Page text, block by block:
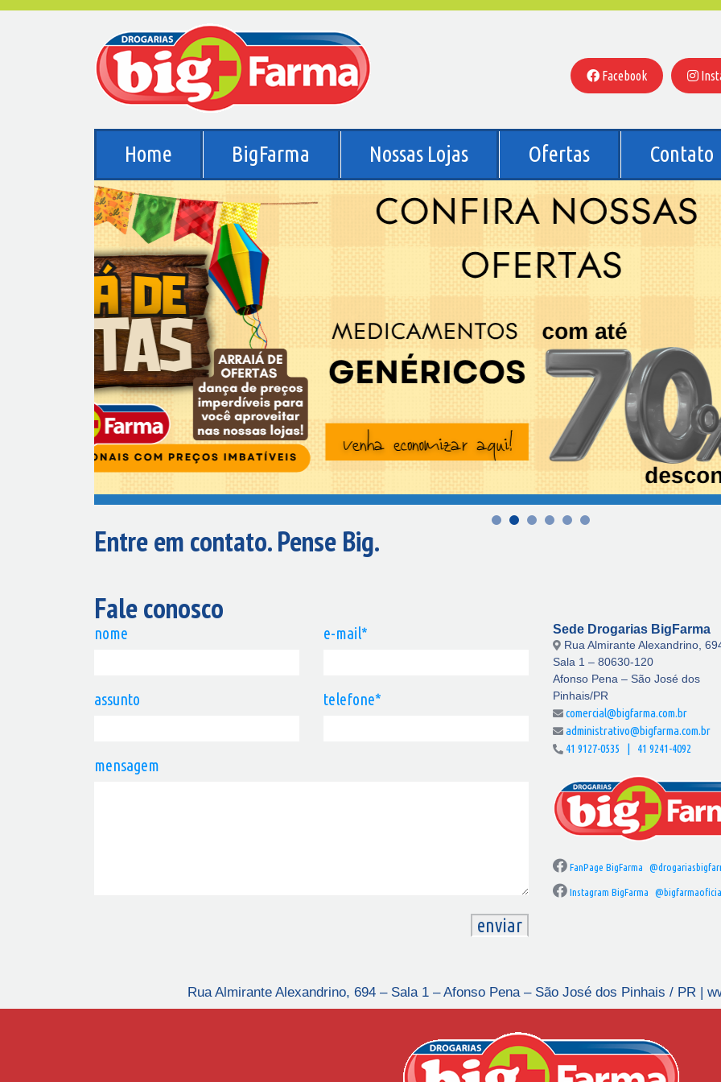
Facebook
Home BigFarma Nossas Lojas Ofertas Contato
Entre em contato. Pense Big.
Fale conosco
nome e-mail*
assunto telefone*
mensagem
Sede Drogarias BigFarma
Rua Almirante Alexandrino,
Sala 1 – 80630-120
Afonso Pena – São José dos
Pinhais/PR
comercial@bigfarma.com.br
administrativo@bigfarma.com.br
41 9127-0535 | 41 9241-4092
FanPage BigFarma
Instagram BigFarma
Rua Almirante Alexandrino, 694 – Sala 1 – Afonso Pena – São José dos Pinhais / PR |